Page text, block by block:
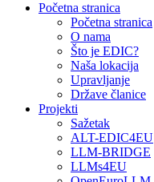
Početna stranica
Početna stranica
O nama
Što je EDIC?
Naša lokacija
Upravljanje
Države članice
Projekti
Sažetak
ALT-EDIC4EU
LLM-BRIDGE
LLMs4EU